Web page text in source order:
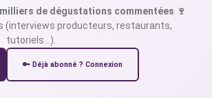
de dégustations commentées 🍷
(interviews producteurs, restaurants,
tutoriels…).
🔑 Déjà abonné ? Connexion